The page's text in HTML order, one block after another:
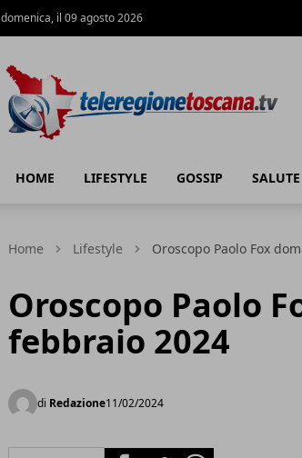
domenica, il 09 agosto 2026
HOME LIFESTYLE GOSSIP SALUTE
Home Lifestyle Oroscopo Paolo Fox
Oroscopo Paolo
febbraio 2024
di Redazione11/02/2024